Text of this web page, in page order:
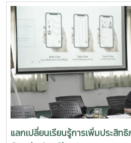
คลินิกของผลิตภัณฑ์มูลค่าเพิ่มจากส่ว
ลูกผสมบึกสยามแม่โจ้" โดย รองศาส
เลิศพิศาล หัวหน้าโครงการ4.โครงกา
สารเสริมโปรตีนปลาไฮโดรไลเสตสำหรั
กินในสัตว์เลี้ยง ระดับกึ่งอุตสาหกรรม"
ดร.ดวงพร อมรเลิศพิศาล หัวหน้าโครง
ทดสอบทางคลินิกของผลิตภัณฑ์โพรไ
หลังคลอดและสุขภาพลำไส้ในมารดา
ศาสตราจารย์ ดร.ดวงพร อมรเลิศพิ
โครงการ6.โครงการ "เทคโนโลยีการ
ปลาด้วยระบบผลิตน้ำร้อนและไฟฟ้าพ
ปั๊มความร้อนอัจฉริยะเพื่อเพิ่มศักยภา
PGS?.... ซึ่งได้ลงมติให้จัดตั้งกลุ่มใน
โจ้PGS? โดยมีศูนย์เกษตรอินทรีย์ฯเป็
ประชุมมีมติเป็นเอกฉันท์ให้ผศ.ดร.ทอง
ประธานกลุ่ม?ฯ? และน.ส.สุนันทา? ศรี
กลุ่มฯ
แลกเปลี่ยนเรียนรู้การเพิ่มประสิท